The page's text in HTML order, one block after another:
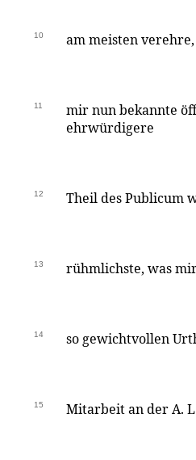
10 am meisten
11
mir nun bekannte
ehrwürdigere
12 Theil des Publicum
13 rühmlichste, was
14 so gewichtvollen
15 Mitarbeit an der A.